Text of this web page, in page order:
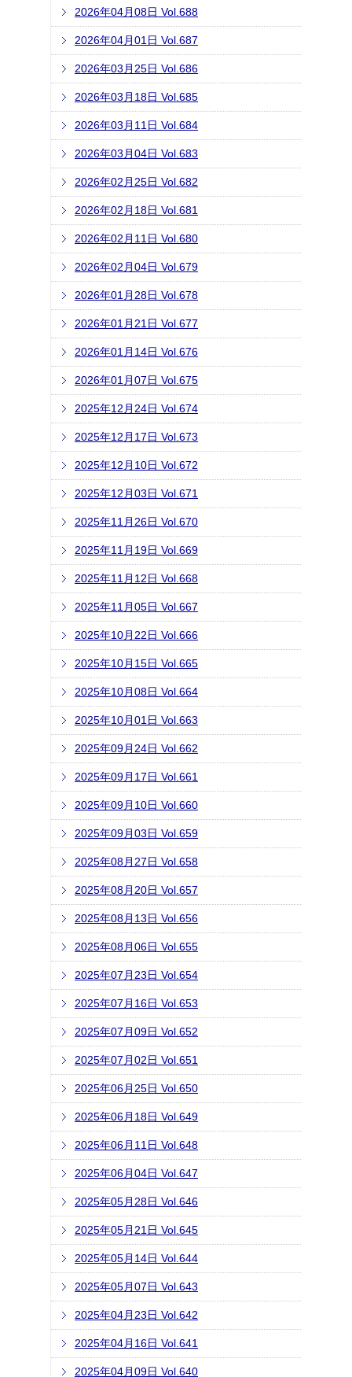
2026年04月08日 Vol.688
2026年04月01日 Vol.687
2026年03月25日 Vol.686
2026年03月18日 Vol.685
2026年03月11日 Vol.684
2026年03月04日 Vol.683
2026年02月25日 Vol.682
2026年02月18日 Vol.681
2026年02月11日 Vol.680
2026年02月04日 Vol.679
2026年01月28日 Vol.678
2026年01月21日 Vol.677
2026年01月14日 Vol.676
2026年01月07日 Vol.675
2025年12月24日 Vol.674
2025年12月17日 Vol.673
2025年12月10日 Vol.672
2025年12月03日 Vol.671
2025年11月26日 Vol.670
2025年11月19日 Vol.669
2025年11月12日 Vol.668
2025年11月05日 Vol.667
2025年10月22日 Vol.666
2025年10月15日 Vol.665
2025年10月08日 Vol.664
2025年10月01日 Vol.663
2025年09月24日 Vol.662
2025年09月17日 Vol.661
2025年09月10日 Vol.660
2025年09月03日 Vol.659
2025年08月27日 Vol.658
2025年08月20日 Vol.657
2025年08月13日 Vol.656
2025年08月06日 Vol.655
2025年07月23日 Vol.654
2025年07月16日 Vol.653
2025年07月09日 Vol.652
2025年07月02日 Vol.651
2025年06月25日 Vol.650
2025年06月18日 Vol.649
2025年06月11日 Vol.648
2025年06月04日 Vol.647
2025年05月28日 Vol.646
2025年05月21日 Vol.645
2025年05月14日 Vol.644
2025年05月07日 Vol.643
2025年04月23日 Vol.642
2025年04月16日 Vol.641
2025年04月09日 Vol.640